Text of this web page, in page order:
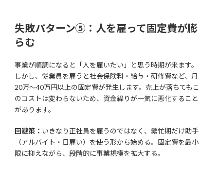
失敗パターン⑤：人を雇って固定費が膨
らむ
事業が順調になると「人を雇いたい」と思う時期が来ます。
しかし、従業員を雇うと社会保険料・給与・研修費など、月
20万〜40万円以上の固定費が発生します。売上が落ちてもこ
のコストは変わらないため、資金繰りが一気に悪化すること
があります。
回避策： いきなり正社員を雇うのではなく、繁忙期だけ助手
（アルバイト・日雇い）を使う形から始める。固定費を最小
限に抑えながら、段階的に事業規模を拡大する。